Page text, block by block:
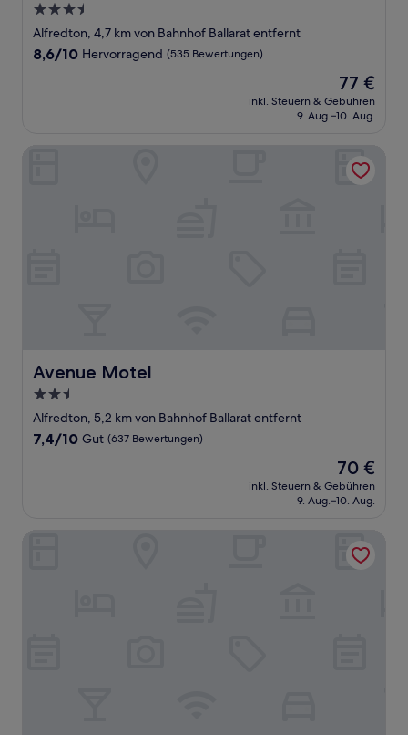
3.5-
Sterne-
Unterkunft
Alfredton, 4,7 km von Bahnhof Ballarat entfernt
8.6
8,6/10 Hervorragend (535 Bewertungen)
Der
Preis
beträgt
77 €
inkl. Steuern & Gebühren
9. Aug.–10. Aug.
Avenue Motel
Avenue Motel
2.5-
Sterne-
Unterkunft
Alfredton, 5,2 km von Bahnhof Ballarat entfernt
7.4
7,4/10 Gut (637 Bewertungen)
Der
Preis
beträgt
70 €
inkl. Steuern & Gebühren
9. Aug.–10. Aug.